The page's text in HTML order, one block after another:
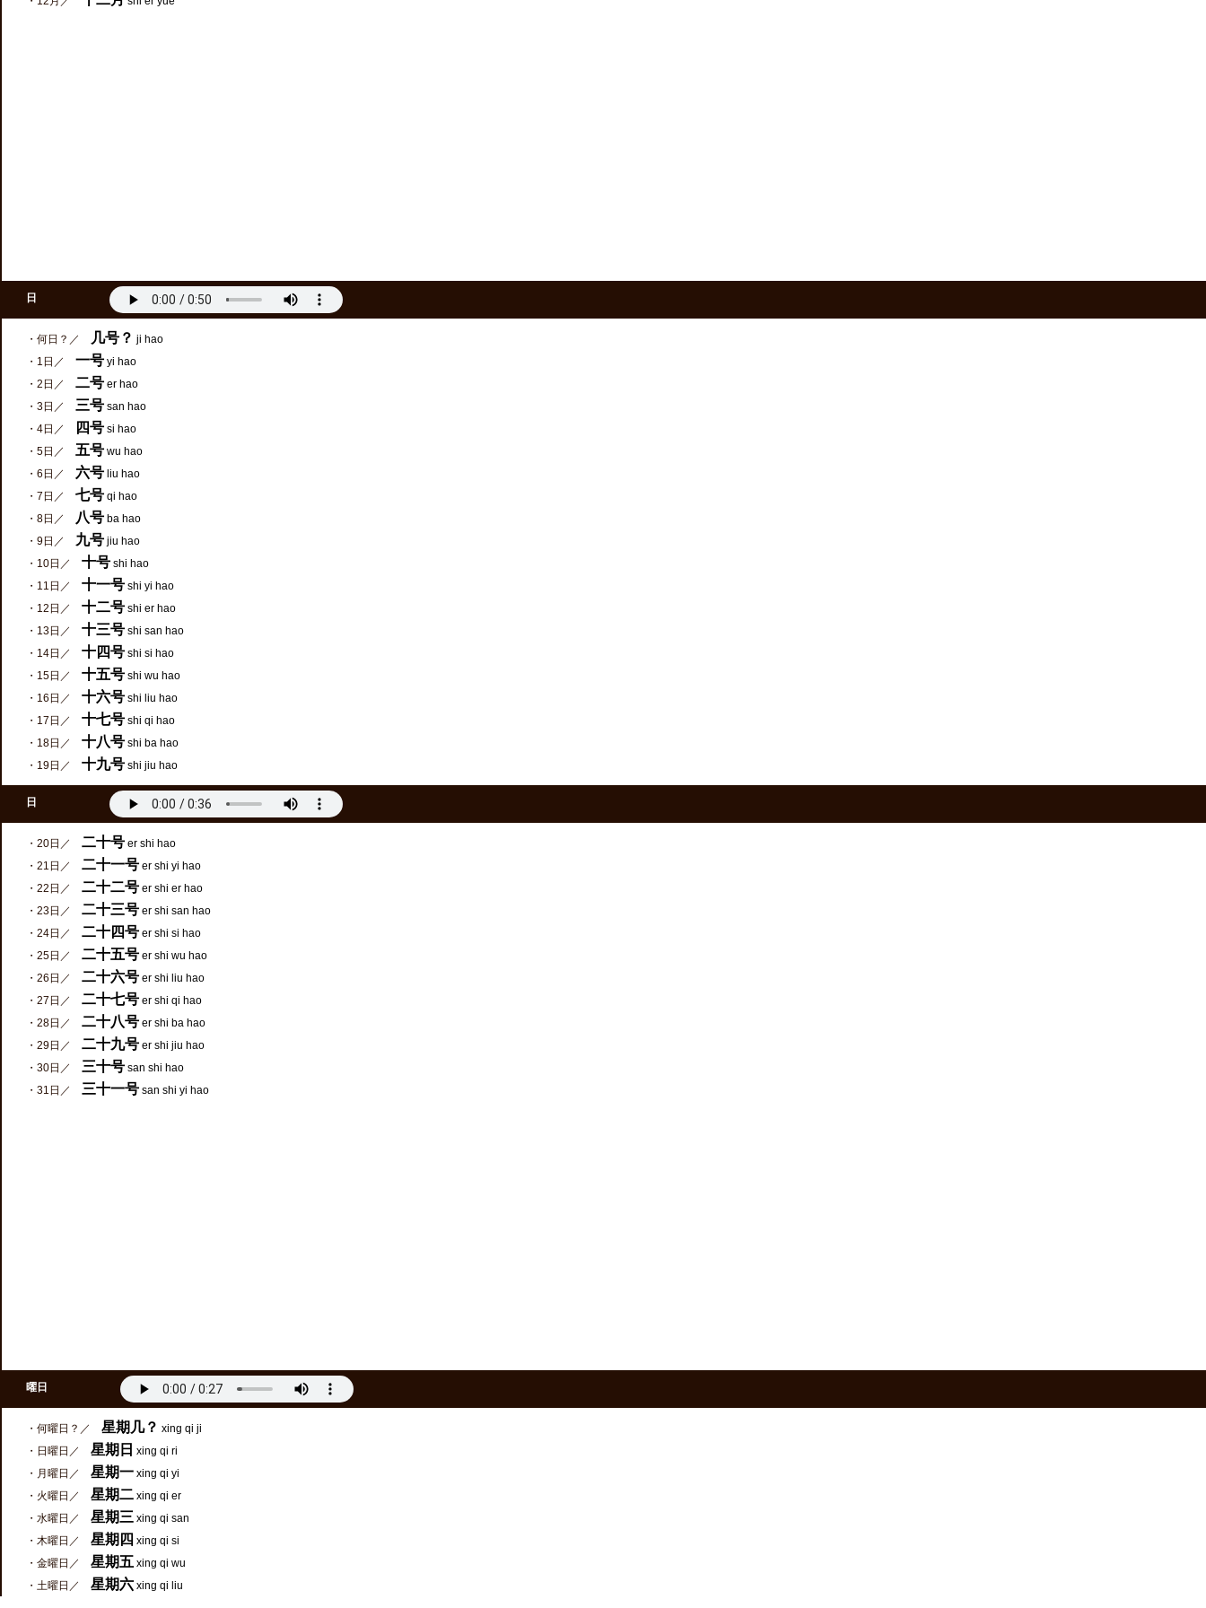
日
・何日？／ 几号？ ji hao
・1日／
一号yi hao
・2日／
二号er hao
・3日／
三号san hao
・4日／
四号si hao
・5日／
五号wu hao
・6日／
六号liu hao
・7日／
七号qi hao
・8日／
八号ba hao
・9日／
九号jiu hao
・10日／
十号shi hao
・11日／
十一号shi yi hao
・12日／
十二号shi er hao
・13日／
十三号shi san hao
・14日／
十四号shi si hao
・15日／
十五号shi wu hao
・16日／
十六号shi liu hao
・17日／
十七号shi qi hao
・18日／
十八号shi ba hao
・19日／
十九号shi jiu hao
日
・20日／ 二十号er shi hao
・21日／
二十一号er shi yi hao
・22日／
二十二号er shi er hao
・23日／
二十三号er shi san hao
・24日／
二十四号er shi si hao
・25日／
二十五号er shi wu hao
・26日／
二十六号er shi liu hao
・27日／
二十七号er shi qi hao
・28日／
二十八号er shi ba hao
・29日／
二十九号er shi jiu hao
・30日／
三十号san shi hao
・31日／
三十一号san shi yi hao
曜日
・何曜日？／ 星期几？ xing qi ji
・日曜日／
星期日 xing qi ri
・月曜日／
星期一xing qi yi
・火曜日／
星期二xing qi er
・水曜日／
星期三xing qi san
・木曜日／
星期四 xing qi si
・金曜日／
星期五xing qi wu
・土曜日／
星期六xing qi liu